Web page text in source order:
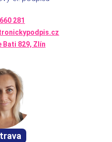
281
Bati 829, Zlín